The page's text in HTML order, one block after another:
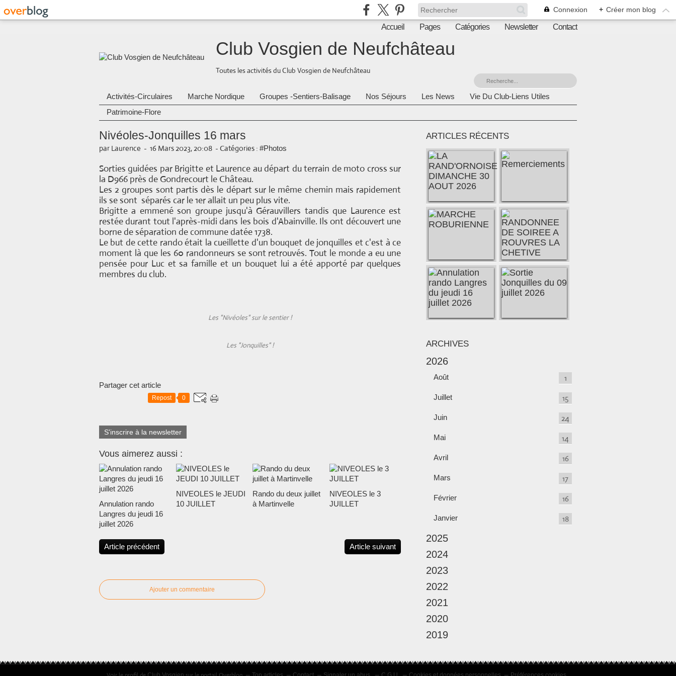
Connexion + Créer mon blog
Accueil Pages Catégories Newsletter Contact
Club Vosgien de Neufchâteau
Toutes les activités du Club Vosgien de Neufchâteau
Activités-Circulaires Marche Nordique Groupes -Sentiers-Balisage Nos Séjours Les News
Vie Du Club-Liens Utiles
Patrimoine-Flore
Nivéoles-Jonquilles 16 mars
par Laurence - 16 Mars 2023, 20:08 - Catégories : #Photos
Sorties guidées par Brigitte et Laurence au départ du terrain de moto cross sur
la D966 près de Gondrecourt le Château.
Les 2 groupes sont partis dès le départ sur le même chemin mais rapidement
ils se sont séparés car le 1er allait un peu plus vite.
Brigitte a emmené son groupe jusqu'à Gérauvillers tandis que Laurence est
restée durant tout l'après-midi dans les bois d'Abainville. Ils ont découvert une
borne de séparation de commune datée 1738.
Le but de cette rando était la cueillette d'un bouquet de jonquilles et c'est à ce
moment là que les 60 randonneurs se sont retrouvés. Tout le monde a eu une
pensée pour Luc et sa famille et un bouquet lui a été apporté par quelques
membres du club.
Les "Nivéoles" sur le sentier !
Les "Jonquilles" !
Partager cet article
Repost 0
S'inscrire à la newsletter
Vous aimerez aussi :
Annulation rando
Langres du jeudi 16
juillet 2026
NIVEOLES le JEUDI
10 JUILLET
Rando du deux juillet
à Martinvelle
NIVEOLES le 3
JUILLET
Article précédent Article suivant
Ajouter un commentaire
ARTICLES RÉCENTS
ARCHIVES
2026
Août 1
Juillet 15
Juin 24
Mai 14
Avril 16
Mars 17
Février 16
Janvier 18
2025
2024
2023
2022
2021
2020
2019